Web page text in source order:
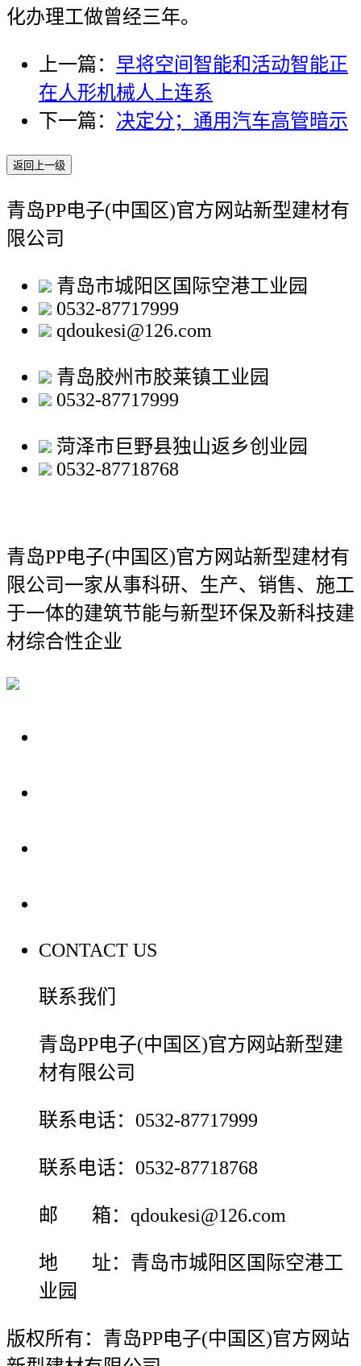
化办理工做曾经三年。
上一篇： 早将空间智能和活动智能正
在人形机械人上连系
下一篇： 决定分；通用汽车高管暗示
返回上一级
青岛PP电子(中国区)官方网站新型建材有
限公司
青岛市城阳区国际空港工业园
0532-87717999
qdoukesi@126.com
青岛胶州市胶莱镇工业园
0532-87717999
菏泽市巨野县独山返乡创业园
0532-87718768
青岛PP电子(中国区)官方网站新型建材有
限公司一家从事科研、生产、销售、施工
于一体的建筑节能与新型环保及新科技建
材综合性企业
CONTACT US
联系我们
青岛PP电子(中国区)官方网站新型建
材有限公司
联系电话：0532-87717999
联系电话：0532-87718768
邮 箱：qdoukesi@126.com
地 址：青岛市城阳区国际空港工
业园
版权所有：青岛PP电子(中国区)官方网站